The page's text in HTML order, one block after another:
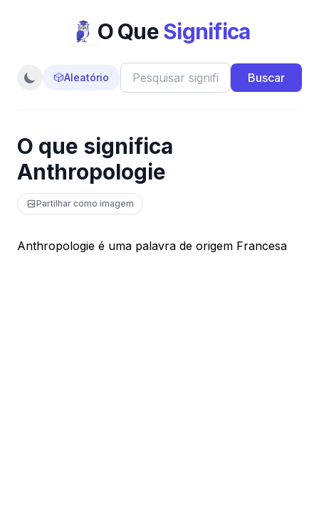
O QueSignifica
🎲Aleatório Buscar
O que significa
Anthropologie
Partilhar como imagem
Anthropologie é uma palavra de origem Francesa